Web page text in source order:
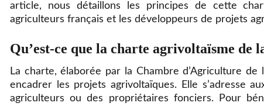
article, nous détaillons les principes de cette
agriculteurs français et les développeurs de projets
Qu’est-ce que la charte agrivoltaïsme de
La charte, élaborée par la Chambre d’Agriculture
encadrer les projets agrivoltaïques. Elle s’adresse
agriculteurs ou des propriétaires fonciers. Pour